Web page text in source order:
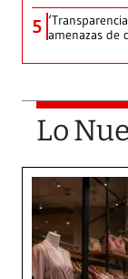
5 amenazas de
Lo